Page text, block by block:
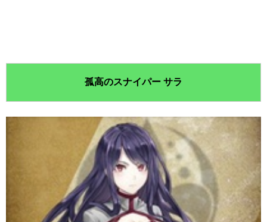
孤高のスナイパー サラ